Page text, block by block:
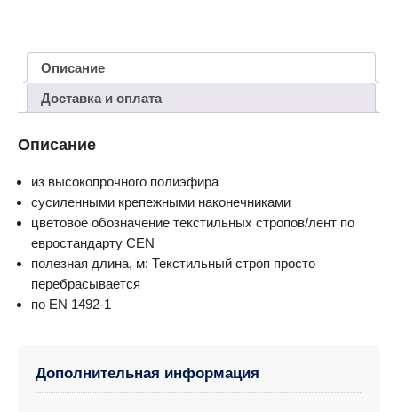
Описание
Доставка и оплата
Описание
из высокопрочного полиэфира
сусиленными крепежными наконечниками
цветовое обозначение текстильных стропов/лент по
евростандарту CEN
полезная длина, м: Текстильный строп просто
перебрасывается
по EN 1492-1
Дополнительная информация